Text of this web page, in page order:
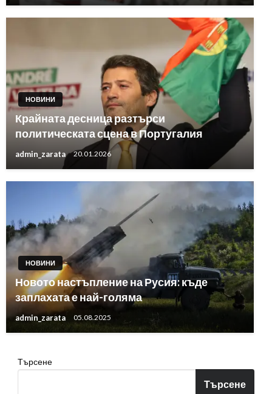
НОВИНИ
Крайната десница разтърси
политическата сцена в Португалия
admin_zarata 20.01.2026
НОВИНИ
Новото настъпление на Русия: къде
заплахата е най-голяма
admin_zarata 05.08.2025
Търсене
Търсене